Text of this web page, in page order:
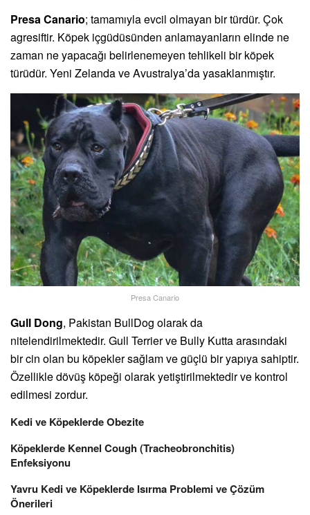
Presa Canario; tamamıyla evcil olmayan bir türdür. Çok
agresiftir. Köpek içgüdüsünden anlamayanların elinde ne
zaman ne yapacağı belirlenemeyen tehlikeli bir köpek
türüdür. Yeni Zelanda ve Avustralya’da yasaklanmıştır.
Presa Canario
Gull Dong, Pakistan BullDog olarak da
nitelendirilmektedir. Gull Terrier ve Bully Kutta arasındaki
bir cin olan bu köpekler sağlam ve güçlü bir yapıya sahiptir.
Özellikle dövüş köpeği olarak yetiştirilmektedir ve kontrol
edilmesi zordur.
Kedi ve Köpeklerde Obezite
Köpeklerde Kennel Cough (Tracheobronchitis)
Enfeksiyonu
Yavru Kedi ve Köpeklerde Isırma Problemi ve Çözüm
Önerileri